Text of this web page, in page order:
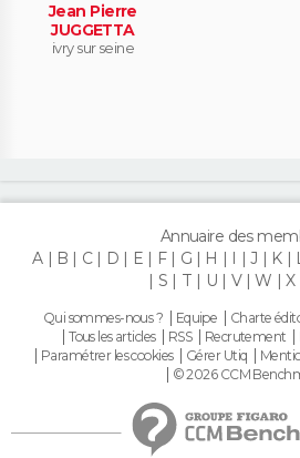
Jean Pierre
JUGGETTA
ivry sur seine
Annuaire des
A
B C D E F G H I J K
S
T U V W X
Qui sommes-nous ? Equipe Charte
Tous les articles
RSS Recrutement
Paramétrer les cookies
Gérer Utiq
© 2026 CCM